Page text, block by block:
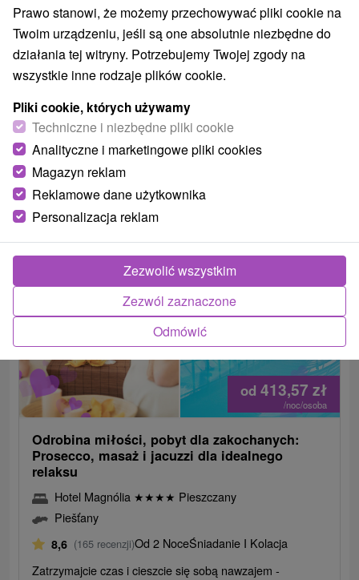
Wsie i miasta
Piešťany Dunajská Streda
NAJTAŃSZE NAJDROŻSZE NA PODSTAWIE OCENY
zobacz poprzedni
od 413,57 zł
/noc/osoba
Odrobina miłości, pobyt dla zakochanych:
Prosecco, masaż i jacuzzi dla idealnego
relaksu
Hotel Magnólia ★★★★ Pieszczany
Piešťany
8,6 (165 recenzji)Od 2 NoceŚniadanie I Kolacja
Zatrzymajcie czas i cieszcie się sobą nawzajem -
Prawo stanowi, że możemy przechowywać pliki cookie na
Twoim urządzeniu, jeśli są one absolutnie niezbędne do
działania tej witryny. Potrzebujemy Twojej zgody na
wszystkie inne rodzaje plików cookie.
Pliki cookie, których używamy
Techniczne i niezbędne pliki cookie
Analityczne i marketingowe pliki cookies
Magazyn reklam
Reklamowe dane użytkownika
Personalizacja reklam
Odmówić
Zezwól zaznaczone
Zezwolić wszystkim